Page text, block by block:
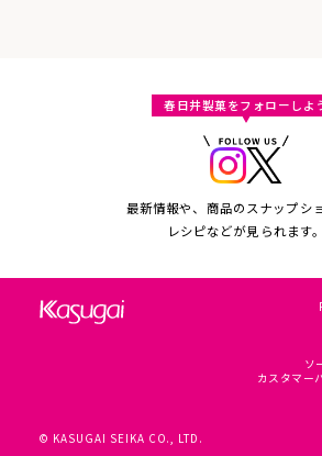
春日井製菓をフォローしよ
最新情報や、商品のスナップシ
レシピなどが見られます。
© KASUGAI SEIKA CO., LTD.
ソ
カスタマー